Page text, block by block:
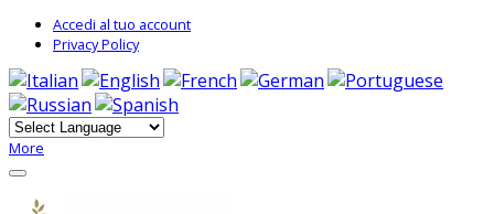
Accedi al tuo account
Privacy Policy
More